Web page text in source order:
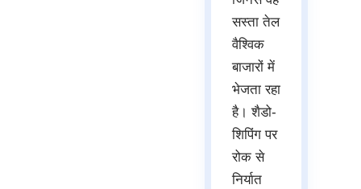
सस्ता तेल
वैश्विक
बाजारों में
भेजता रहा
है। शैडो-
शिपिंग पर
रोक से
निर्यात